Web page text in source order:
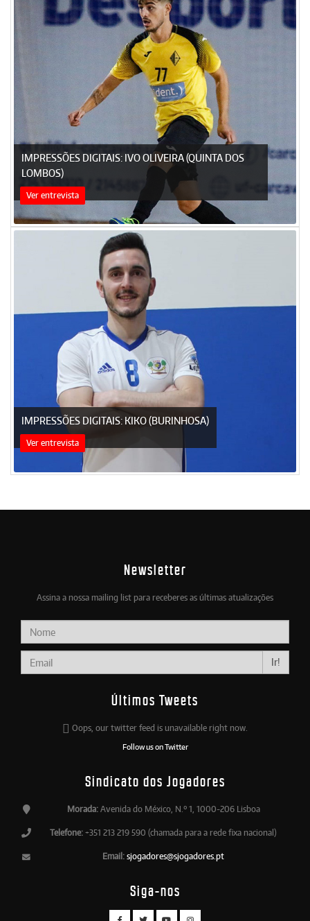
IMPRESSÕES DIGITAIS: IVO OLIVEIRA (QUINTA DOS
LOMBOS)
Ver entrevista
IMPRESSÕES DIGITAIS: KIKO (BURINHOSA)
Ver entrevista
Newsletter
Assina a nossa mailing list para receberes as últimas atualizações
Ir!
Últimos Tweets
Oops, our twitter feed is unavailable right now.
Follow us on Twitter
Sindicato dos Jogadores
Morada:Avenida do México, N.º 1, 1000-206 Lisboa
Telefone: +351 213 219 590 (chamada para a rede fixa nacional)
Email: sjogadores@sjogadores.pt
Siga-nos